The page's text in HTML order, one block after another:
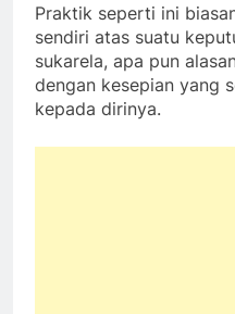
Praktik seperti ini
sendiri atas suatu
sukarela, apa pun
dengan kesepian yang
kepada dirinya.